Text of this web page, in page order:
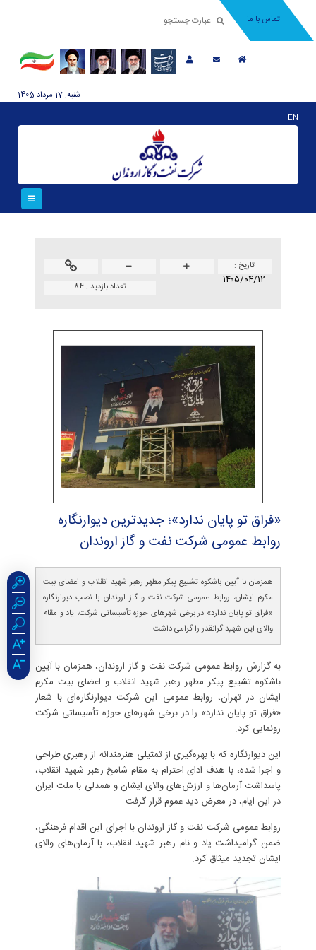
تماس با ما
شنبه, 17 مرداد 1405
EN
تاريخ :
۱۴۰۵/۰۴/۱۲ تعداد بازدید :84
«فراق تو پایان ندارد»؛ جدیدترین دیوارنگاره
روابط عمومی شركت نفت و گاز اروندان
همزمان با آیین باشکوه تشییع پیکر مطهر رهبر شهید انقلاب و اعضای بیت
مکرم ایشان، روابط عمومی شرکت نفت و گاز اروندان با نصب دیوارنگاره
«فراق تو پایان ندارد» در برخی شهرهای حوزه تأسیساتی شرکت، یاد و مقام
والای این شهید گرانقدر را گرامی داشت.
به گزارش روابط عمومی شرکت نفت و گاز اروندان، همزمان با آیین
باشکوه تشییع پیکر مطهر رهبر شهید انقلاب و اعضای بیت مکرم
ایشان در تهران، روابط عمومی این شرکت دیوارنگاره‌ای با شعار
«فراق تو پایان ندارد» را در برخی شهرهای حوزه تأسیساتی شرکت
رونمایی کرد.
این دیوارنگاره که با بهره‌گیری از تمثیلی هنرمندانه از رهبری طراحی
و اجرا شده، با هدف ادای احترام به مقام شامخ رهبر شهید انقلاب،
پاسداشت آرمان‌ها و ارزش‌های والای ایشان و همدلی با ملت ایران
در این ایام، در معرض دید عموم قرار گرفت.
روابط عمومی شرکت نفت و گاز اروندان با اجرای این اقدام فرهنگی،
ضمن گرامیداشت یاد و نام رهبر شهید انقلاب، با آرمان‌های والای
ایشان تجدید میثاق کرد.